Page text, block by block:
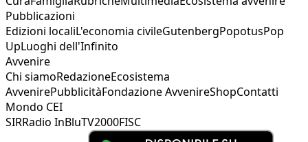
Pubblicazioni
Edizioni localiL'economia civileGutenbergPopotusPop
UpLuoghi dell'Infinito
Avvenire
Chi siamoRedazioneEcosistema
AvvenirePubblicitàFondazione AvvenireShopContatti
Mondo CEI
SIRRadio InBluTV2000FISC